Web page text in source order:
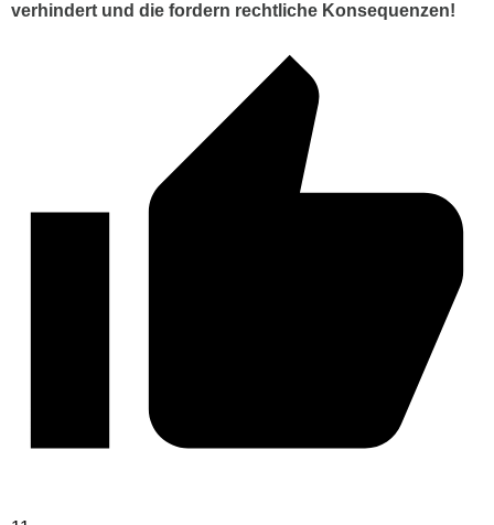
verhindert und die fordern rechtliche Konsequenzen!